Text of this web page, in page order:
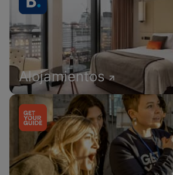
Alojamientos